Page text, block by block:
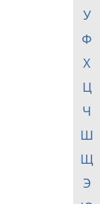
У
Ф
Х
Ц
Ч
Ш
Щ
Э